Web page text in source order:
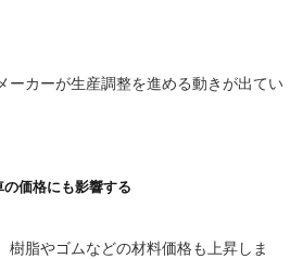
ーカーが生産調整を進める動きが出てい
価格にも影響する
樹脂やゴムなどの材料価格も上昇しま